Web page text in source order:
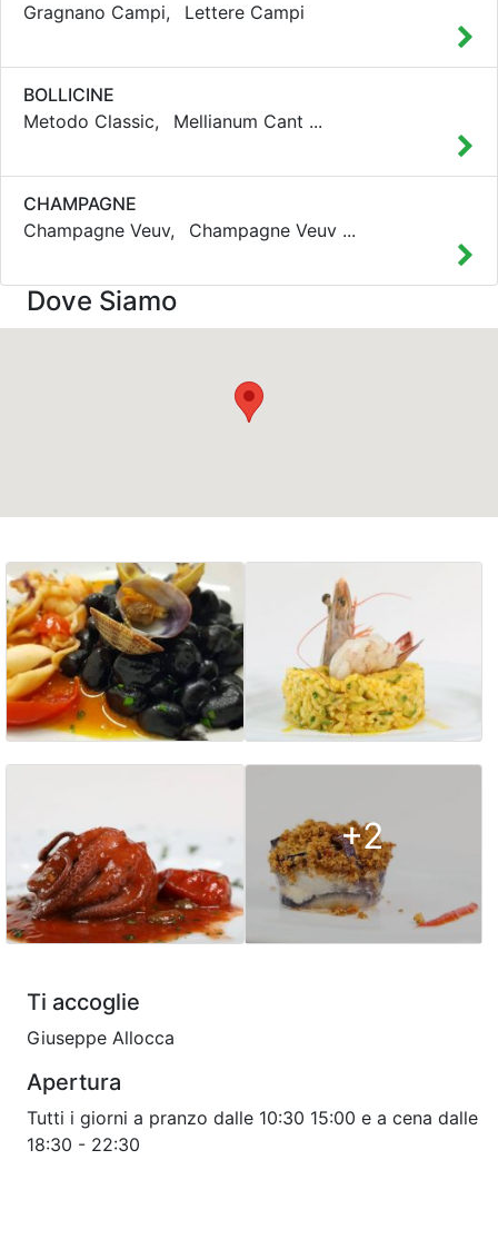
Gragnano Campi,
Lettere Campi
BOLLICINE
Metodo Classic,
Mellianum Cant ...
CHAMPAGNE
Champagne Veuv,
Champagne Veuv ...
Dove Siamo
+2
Ti accoglie
Giuseppe Allocca
Apertura
Tutti i giorni a pranzo dalle 10:30 15:00 e a cena dalle
18:30 - 22:30